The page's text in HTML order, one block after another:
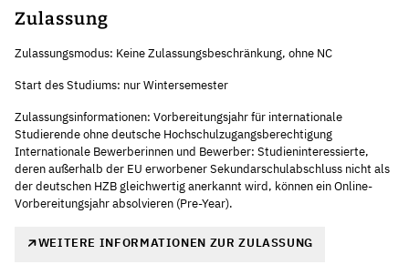
Zulassung
Zulassungsmodus: Keine Zulassungsbeschränkung, ohne NC
Start des Studiums: nur Wintersemester
Zulassungsinformationen: Vorbereitungsjahr für internationale
Studierende ohne deutsche Hochschulzugangsberechtigung
Internationale Bewerberinnen und Bewerber: Studieninteressierte,
deren außerhalb der EU erworbener Sekundarschulabschluss nicht als
der deutschen HZB gleichwertig anerkannt wird, können ein Online-
Vorbereitungsjahr absolvieren (Pre-Year).
WEITERE INFORMATIONEN ZUR ZULASSUNG